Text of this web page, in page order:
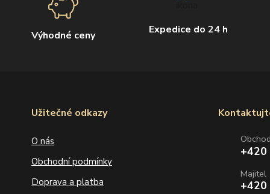
Výhodné ceny Expedice do 24 h
Užitečné odkazy
O nás
Obchodní podmínky
Doprava a platba
Majitel